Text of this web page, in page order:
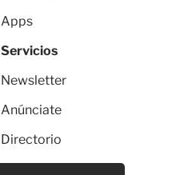
Apps
Servicios
Newsletter
Anúnciate
Directorio